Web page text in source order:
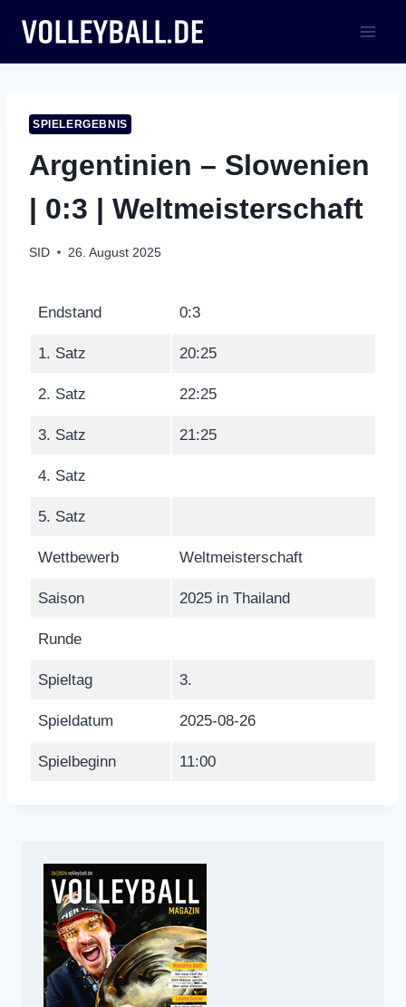
Inhalt
springen
SPIELERGEBNIS
Argentinien – Slowenien
| 0:3 | Weltmeisterschaft
SID 26. August 2025
Endstand 0:3
1. Satz 20:25
2. Satz 22:25
3. Satz 21:25
4. Satz
5. Satz
Wettbewerb Weltmeisterschaft
Saison 2025 in Thailand
Runde
Spieltag 3.
Spieldatum 2025-08-26
Spielbeginn 11:00